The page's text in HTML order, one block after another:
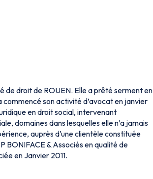
droit de ROUEN. Elle a prêté serment en
son activité d’avocat en janvier
en droit social, intervenant
domaines dans lesquelles elle n’a jamais
auprès d’une clientèle constituée
BONIFACE & Associés en qualité de
en Janvier 2011.